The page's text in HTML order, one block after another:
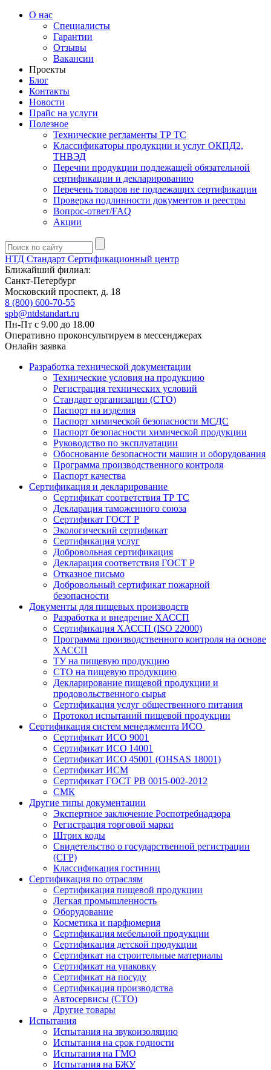
О нас
Специалисты
Гарантии
Отзывы
Вакансии
Проекты
Блог
Контакты
Новости
Прайс на услуги
Полезное
Технические регламенты ТР ТС
Классификаторы продукции и услуг ОКПД2,
ТНВЭД
Перечни продукции подлежащей обязательной
сертификации и декларированию
Перечень товаров не подлежащих сертификации
Проверка подлинности документов и реестры
Вопрос-ответ/FAQ
Акции
НТД Стандарт Сертификационный центр
Ближайший филиал:
Санкт-Петербург
Московский проспект, д. 18
8 (800) 600-70-55
spb@ntdstandart.ru
Пн-Пт с 9.00 до 18.00
Оперативно проконсультируем в мессенджерах
Онлайн заявка
Разработка технической документации
Технические условия на продукцию
Регистрация технических условий
Стандарт организации (СТО)
Паспорт на изделия
Паспорт химической безопасности МСДС
Паспорт безопасности химической продукции
Руководство по эксплуатации
Обоснование безопасности машин и оборудования
Программа производственного контроля
Паспорт качества
Сертификация и декларирование
Сертификат соответствия ТР ТС
Декларация таможенного союза
Сертификат ГОСТ Р
Экологический сертификат
Сертификация услуг
Добровольная сертификация
Декларация соответствия ГОСТ Р
Отказное письмо
Добровольный сертификат пожарной
безопасности
Документы для пищевых производств
Разработка и внедрение ХАССП
Сертификация ХАССП (ISO 22000)
Программа производственного контроля на основе
ХАССП
ТУ на пищевую продукцию
СТО на пищевую продукцию
Декларирование пищевой продукции и
продовольственного сырья
Сертификация услуг общественного питания
Протокол испытаний пищевой продукции
Сертификация систем менеджмента ИСО
Сертификат ИСО 9001
Сертификат ИСО 14001
Сертификат ИСО 45001 (OHSAS 18001)
Сертификат ИСМ
Сертификат ГОСТ РВ 0015-002-2012
СМК
Другие типы документации
Экспертное заключение Роспотребнадзора
Регистрация торговой марки
Штрих коды
Свидетельство о государственной регистрации
(СГР)
Классификация гостиниц
Сертификация по отраслям
Сертификация пищевой продукции
Легкая промышленность
Оборудование
Косметика и парфюмерия
Сертификация мебельной продукции
Сертификация детской продукции
Сертификат на строительные материалы
Сертификат на упаковку
Сертификат на посуду
Сертификация производства
Автосервисы (СТО)
Другие товары
Испытания
Испытания на звукоизоляцию
Испытания на срок годности
Испытания на ГМО
Испытания на БЖУ